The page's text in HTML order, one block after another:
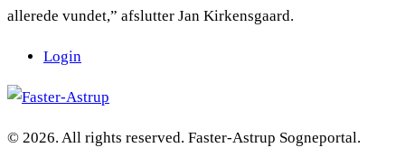
allerede vundet,” afslutter Jan Kirkensgaard.
Login
© 2026. All rights reserved. Faster-Astrup Sogneportal.